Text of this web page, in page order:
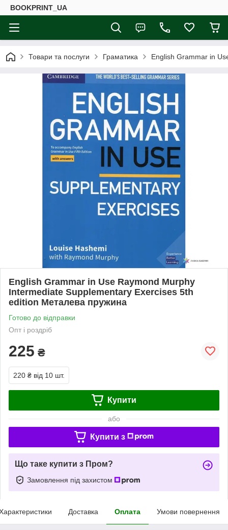
BOOKPRINT_UA
Товари та послуги Граматика English Grammar in
English Grammar in Use Raymond Murphy
Intermediate Supplementary Exercises 5th
edition Металева пружина
Готово до відправки
Опт і роздріб
225 ₴
220 ₴ від 10 шт.
Купити
або
Купити з
Що таке купити з Пром?
Замовлення під захистом
Доставка Оплата Умови повернення